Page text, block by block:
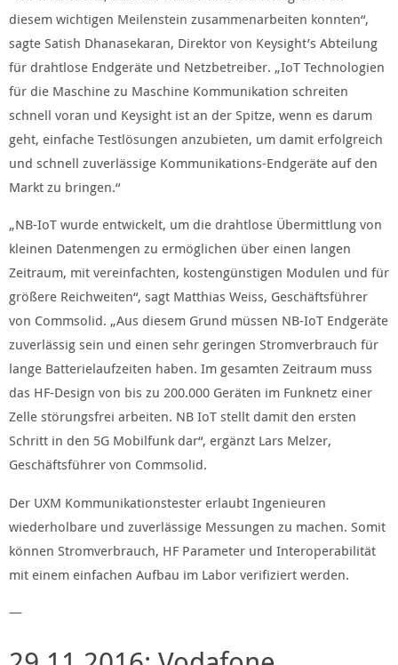
diesem wichtigen Meilenstein zusammenarbeiten konnten“,
sagte Satish Dhanasekaran, Direktor von Keysight’s Abteilung
für drahtlose Endgeräte und Netzbetreiber. „IoT Technologien
für die Maschine zu Maschine Kommunikation schreiten
schnell voran und Keysight ist an der Spitze, wenn es darum
geht, einfache Testlösungen anzubieten, um damit erfolgreich
und schnell zuverlässige Kommunikations-Endgeräte auf den
Markt zu bringen.“
„NB-IoT wurde entwickelt, um die drahtlose Übermittlung von
kleinen Datenmengen zu ermöglichen über einen langen
Zeitraum, mit vereinfachten, kostengünstigen Modulen und für
größere Reichweiten“, sagt Matthias Weiss, Geschäftsführer
von Commsolid. „Aus diesem Grund müssen NB-IoT Endgeräte
zuverlässig sein und einen sehr geringen Stromverbrauch für
lange Batterielaufzeiten haben. Im gesamten Zeitraum muss
das HF-Design von bis zu 200.000 Geräten im Funknetz einer
Zelle störungsfrei arbeiten. NB IoT stellt damit den ersten
Schritt in den 5G Mobilfunk dar“, ergänzt Lars Melzer,
Geschäftsführer von Commsolid.
Der UXM Kommunikationstester erlaubt Ingenieuren
wiederholbare und zuverlässige Messungen zu machen. Somit
können Stromverbrauch, HF Parameter und Interoperabilität
mit einem einfachen Aufbau im Labor verifiziert werden.
—